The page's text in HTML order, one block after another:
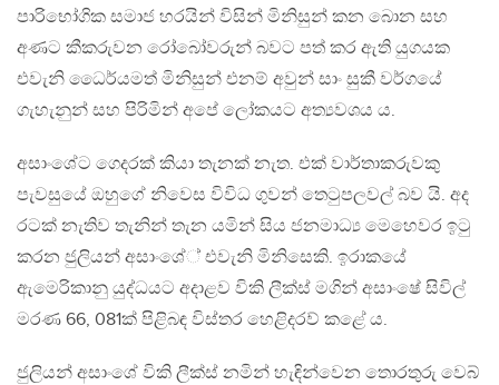
පාරිභෝගික සමාජ හරයින් විසින් මිනිසුන් කන බොන සහ
අණට කීකරුවන රෝබෝවරුන් බවට පත් කර ඇති යුගයක
එවැනි ධෛර්යමත් මිනිසුන් එනම් අවුන් සාං සුකී වර්ගයේ
ගැහැනුන් සහ පිරිමින් අපේ ලෝකයට අත්‍යවශය ය.
අසාංශේට ගෙදරක් කියා තැනක් නැත. එක් වාර්තාකරුවකු
පැවසුයේ ඔහුගේ නිවෙස විවිධ ගුවන් තෙටුපලවල් බව යි. අද
රටක් නැතිව තැනින් තැන යමින් සිය ජනමාධ්‍ය මෙහෙවර ඉටු
කරන ජුලියන් අසාංශේ් එවැනි මිනිසෙකි. ඉරාකයේ
ඇමෙරිකානු යුද්ධයට අදාළව විකි ලීක්ස් මගින් අසාංෂේ සිවිල්
මරණ 66, 081ක් පිළිබඳ විස්තර හෙළිදරව් කළේ ය.
ජුලියන් අසාංශේ විකි ලීක්ස් නමින් හැඳින්වෙන තොරතුරු වෙබ්